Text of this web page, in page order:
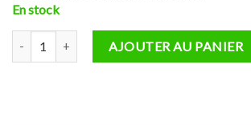
En stock
quantité de Solution concentrée pour pose
AJOUTER AU PANIER